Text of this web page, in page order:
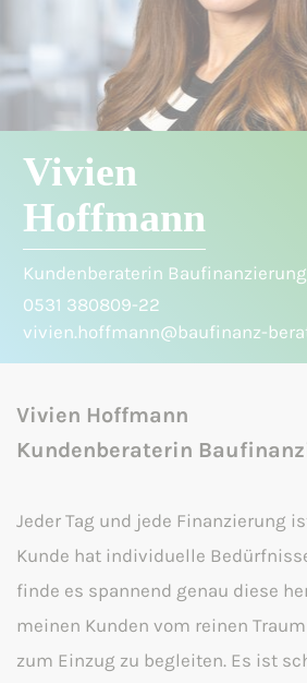
Vivien
Hoffmann
Kundenberaterin Baufinanzierung
0531 380809-22
vivien.hoffmann@baufinanz-
Vivien Hoffmann
Kundenberaterin
Jeder Tag und jede Finanzierung
Kunde hat individuelle
finde es spannend genau diese
meinen Kunden vom reinen
zum Einzug zu begleiten. Es ist